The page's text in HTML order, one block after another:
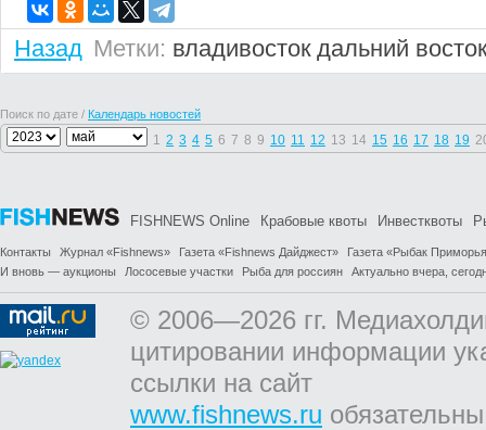
Назад Метки: владивосток дальний
Поиск по дате / Календарь новостей
1 2 3 4 5 6 7 8 9 10 11 12 13 14 15 16 17 18 19
FISHNEWS Online Крабовые квоты Инвестквоты
Контакты Журнал «Fishnews» Газета «Fishnews Дайджест»
Газета «Рыбак
И вновь — аукционы
Лососевые участки Рыба для россиян Актуально вчера,
© 2006—2026 гг.
цитировании информации
ссылки на сайт
www.fishnews.ru